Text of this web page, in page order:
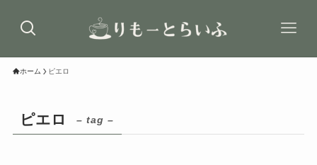
ホーム ピエロ
ピエロ – tag –